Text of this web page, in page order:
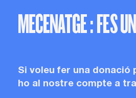
MECENATGE : FES
Si voleu fer una donació
ho al nostre compte a